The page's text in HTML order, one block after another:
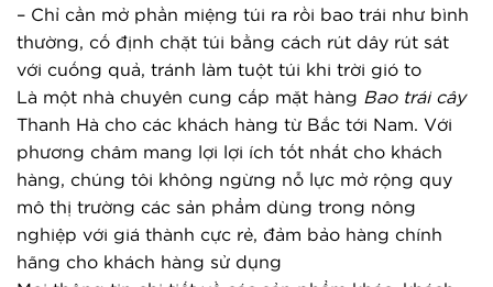
– Chỉ cần mở phần miệng túi ra rồi bao trái như bình
thường, cố định chặt túi bằng cách rút dây rút sát
với cuống quả, tránh làm tuột túi khi trời gió to
Là một nhà chuyên cung cấp mặt hàng Bao trái cây
Thanh Hà cho các khách hàng từ Bắc tới Nam. Với
phương châm mang lợi lợi ích tốt nhất cho khách
hàng, chúng tôi không ngừng nỗ lực mở rộng quy
mô thị trường các sản phẩm dùng trong nông
nghiệp với giá thành cực rẻ, đảm bảo hàng chính
hãng cho khách hàng sử dụng